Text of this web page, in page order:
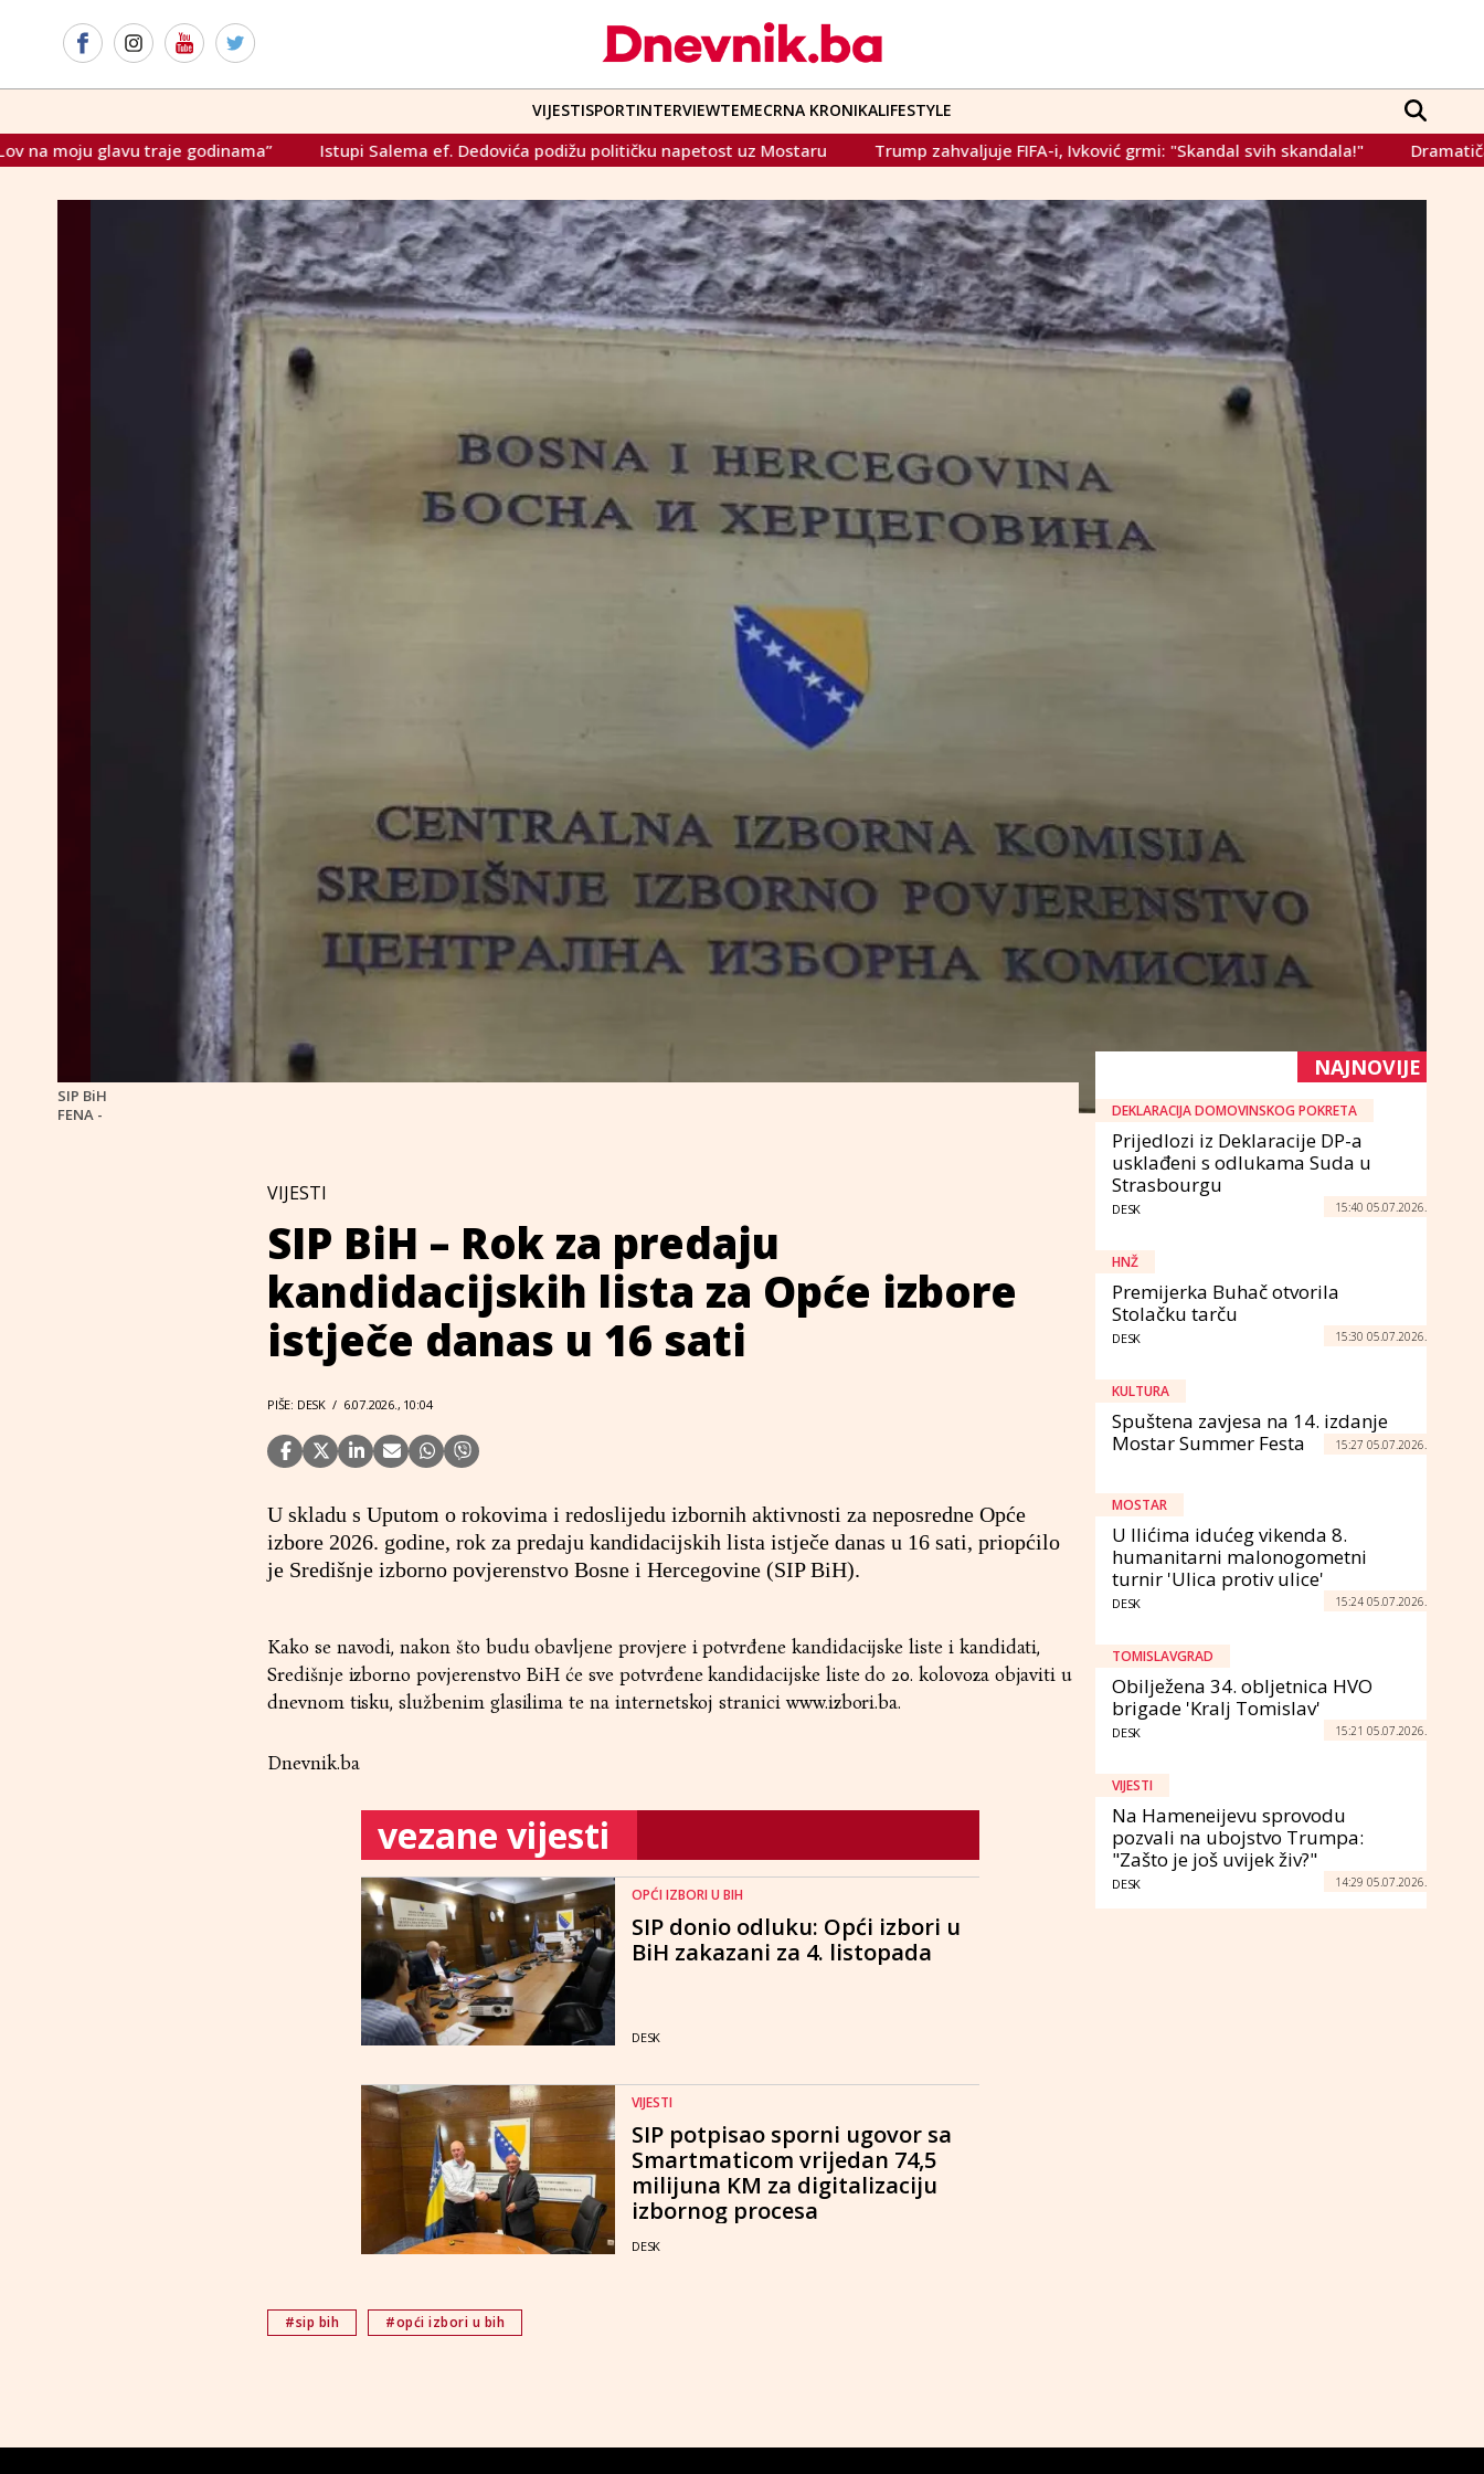
VIJESTISPORTINTERVIEWTEMECRNA KRONIKALIFESTYLE
godinama” Istupi Salema ef. Dedovića podižu političku napetost uz Mostaru Trump zahvaljuje FIFA-i, Ivković grmi: "Skandal svih skandala!" Dramatičan prolaz
SIP BiH
FENA -
VIJESTI
SIP BiH – Rok za predaju
kandidacijskih lista za Opće izbore
istječe danas u 16 sati
PIŠE: DESK / 6.07.2026., 10:04
U skladu s Uputom o rokovima i redoslijedu izbornih aktivnosti za neposredne Opće
izbore 2026. godine, rok za predaju kandidacijskih lista istječe danas u 16 sati, priopćilo
je Središnje izborno povjerenstvo Bosne i Hercegovine (SIP BiH).
Kako se navodi, nakon što budu obavljene provjere i potvrđene kandidacijske liste i kandidati,
Središnje izborno povjerenstvo BiH će sve potvrđene kandidacijske liste do 20. kolovoza objaviti u
dnevnom tisku, službenim glasilima te na internetskoj stranici www.izbori.ba.
Dnevnik.ba
vezane vijesti
OPĆI IZBORI U BIH
SIP donio odluku: Opći izbori u
BiH zakazani za 4. listopada
DESK
VIJESTI
SIP potpisao sporni ugovor sa
Smartmaticom vrijedan 74,5
milijuna KM za digitalizaciju
izbornog procesa
DESK
#sip bih #opći izbori u bih
NAJNOVIJE
DEKLARACIJA DOMOVINSKOG POKRETA
Prijedlozi iz Deklaracije DP-a
usklađeni s odlukama Suda u
Strasbourgu
DESK 15:40 05.07.2026.
HNŽ
Premijerka Buhač otvorila
Stolačku tarču
DESK 15:30 05.07.2026.
KULTURA
Spuštena zavjesa na 14. izdanje
Mostar Summer Festa
15:27 05.07.2026.
MOSTAR
U Ilićima idućeg vikenda 8.
humanitarni malonogometni
turnir 'Ulica protiv ulice'
DESK 15:24 05.07.2026.
TOMISLAVGRAD
Obilježena 34. obljetnica HVO
brigade 'Kralj Tomislav'
DESK 15:21 05.07.2026.
VIJESTI
Na Hameneijevu sprovodu
pozvali na ubojstvo Trumpa:
"Zašto je još uvijek živ?"
DESK 14:29 05.07.2026.